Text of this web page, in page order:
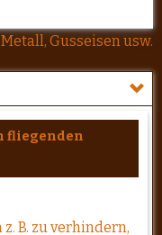
Gusseisen usw.
fliegenden
B. zu verhindern,